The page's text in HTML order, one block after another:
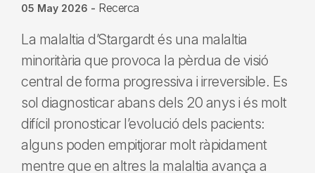
05 May 2026 - Recerca
La malaltia d’Stargardt és una malaltia
minoritària que provoca la pèrdua de visió
central de forma progressiva i irreversible. Es
sol diagnosticar abans dels 20 anys i és molt
difícil pronosticar l’evolució dels pacients:
alguns poden empitjorar molt ràpidament
mentre que en altres la malaltia avança a